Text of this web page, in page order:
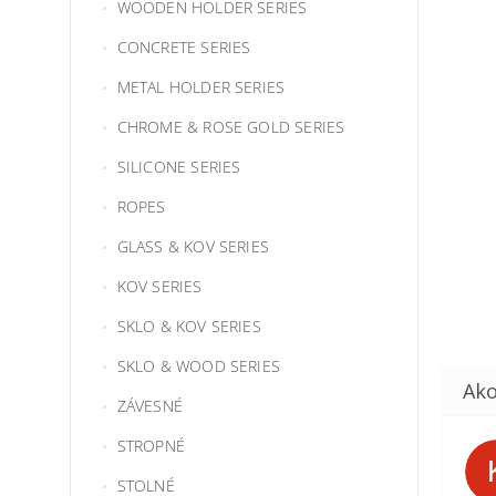
WOODEN HOLDER SERIES
CONCRETE SERIES
METAL HOLDER SERIES
CHROME & ROSE GOLD SERIES
SILICONE SERIES
ROPES
GLASS & KOV SERIES
KOV SERIES
SKLO & KOV SERIES
SKLO & WOOD SERIES
ZÁVESNÉ
STROPNÉ
STOLNÉ